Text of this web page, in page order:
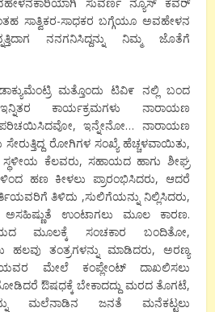
ಸಾತ್ವಿಕರ-ಸಾಧಕರ ಬಗ್ಗೆಯೂ ಅವಹೇಳನ
ನನಗನಿಸಿದ್ದನ್ನು ನಿಮ್ಮ ಜೊತೆಗೆ
ಮತ್ತೊಂದು ಟಿವಿ೯ ನಲ್ಲಿ ಬಂದ
ಕಾರ್ಯಕ್ರಮಗಳು ನಾರಾಯಣ
ಪರಿಚಯಿಸಿದವೋ, ಇನ್ನೇನೋ… ನಾರಾಯಣ
ರೋಗಿಗಳ ಸಂಖ್ಯೆ ಹೆಚ್ಚಳವಾಯಿತು,
ಕೆಲವರು, ಸಹಾಯದ ಹಾಗು ಶೀಘ್ರ
ಹಣ ಕೀಳಲು ಪ್ರಾರಂಭಿಸಿದರು, ಆದರೆ
ತಿಳಿದು ,ಸುಲಿಗೆಯನ್ನು ನಿಲ್ಲಿಸಿದರು,
ಉಂಟಾಗಲು ಮೂಲ ಕಾರಣ.
ಮೂಲಕ್ಕೆ ಸಂಚಕಾರ ಬಂದಿತೋ,
ತಂತ್ರಗಳನ್ನು ಮಾಡಿದರು, ಅರಣ್ಯ
ಮೇಲೆ ಕಂಪ್ಲೇಂಟ್ ದಾಖಲಿಸಲು
ಔಷಧಕ್ಕೆ ಬೇಕಾದದ್ದು ಮರದ ತೊಗಟೆ,
ಮಲೆನಾಡಿನ ಜನತೆ ಮನೆಕಟ್ಟಲು